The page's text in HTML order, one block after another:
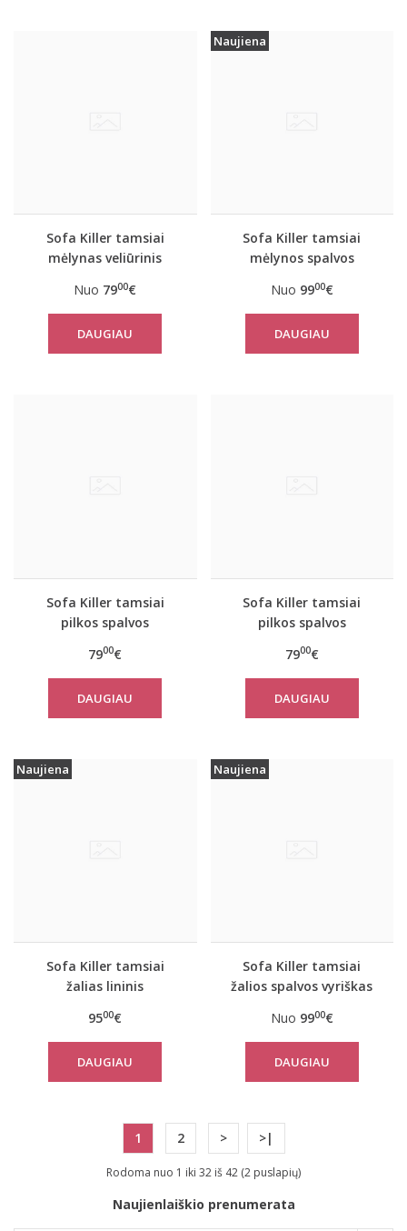
Sofa Killer tamsiai
mėlynas veliūrinis
Nuo 7900€
DAUGIAU
Naujiena
Sofa Killer tamsiai
mėlynos spalvos
kombinezonas
Nuo 9900€
DAUGIAU
Sofa Killer tamsiai
pilkos spalvos
7900€
DAUGIAU
Sofa Killer tamsiai
pilkos spalvos
7900€
DAUGIAU
Naujiena
Sofa Killer tamsiai
žalias lininis
9500€
DAUGIAU
Naujiena
Sofa Killer tamsiai
žalios spalvos vyriškas
Nuo 9900€
DAUGIAU
1 2 > >|
Rodoma nuo 1 iki 32 iš 42 (2 puslapių)
Naujienlaiškio prenumerata